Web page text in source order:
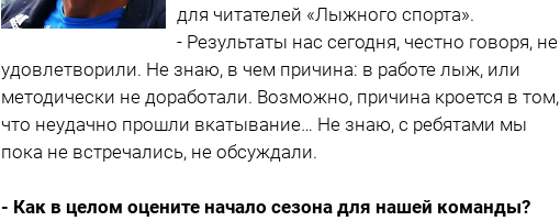
для читателей «Лыжного спорта».
- Результаты нас сегодня, честно говоря, не
удовлетворили. Не знаю, в чем причина: в работе лыж, или
методически не доработали. Возможно, причина кроется в том,
что неудачно прошли вкатывание… Не знаю, с ребятами мы
пока не встречались, не обсуждали.
- Как в целом оцените начало сезона для нашей команды?